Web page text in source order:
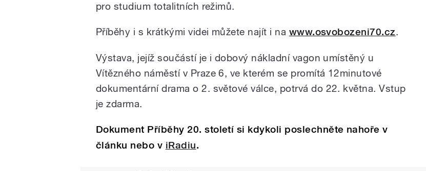
pro studium totalitních režimů.
Příběhy i s krátkými videi můžete najít i na www.osvobozeni70.cz.
Výstava, jejíž součástí je i dobový nákladní vagon umístěný u
Vítězného náměstí v Praze 6, ve kterém se promítá 12minutové
dokumentární drama o 2. světové válce, potrvá do 22. května. Vstup
je zdarma.
Dokument Příběhy 20. století si kdykoli poslechněte nahoře v
článku nebo v iRadiu.